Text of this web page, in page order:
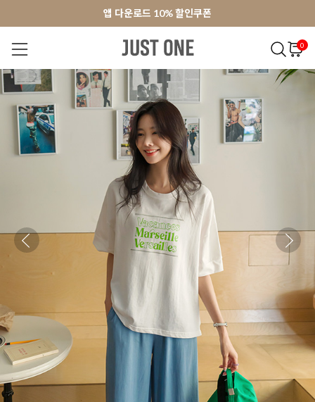
앱 다운로드 10% 할인쿠폰
회원가입 쿠폰 3000원
앱 다운로드 10% 할인쿠폰
회원가입 쿠폰 3000원
0
NEW 7% BEST 오늘출발 MADE . J 팬츠